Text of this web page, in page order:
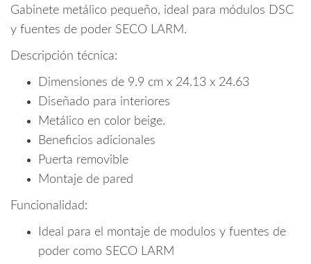
Gabinete metálico pequeño, ideal para módulos DSC
y fuentes de poder SECO LARM.
Descripción técnica:
Dimensiones de 9.9 cm x 24.13 x 24.63
Diseñado para interiores
Metálico en color beige.
Beneficios adicionales
Puerta removible
Montaje de pared
Funcionalidad:
Ideal para el montaje de modulos y fuentes de
poder como SECO LARM